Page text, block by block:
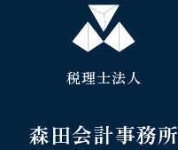
森田会計事務所
税理士法人